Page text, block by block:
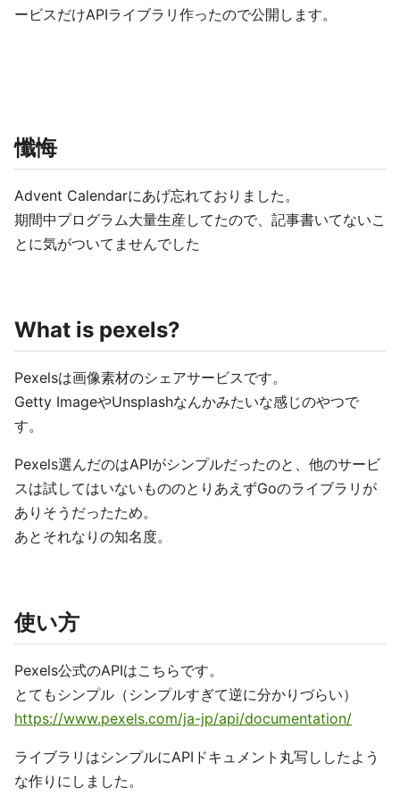
ービスだけAPIライブラリ作ったので公開します。
懺悔
Advent Calendarにあげ忘れておりました。
期間中プログラム大量生産してたので、記事書いてないこ
とに気がついてませんでした
What is pexels?
Pexelsは画像素材のシェアサービスです。
Getty ImageやUnsplashなんかみたいな感じのやつで
す。
Pexels選んだのはAPIがシンプルだったのと、他のサービ
スは試してはいないもののとりあえずGoのライブラリが
ありそうだったため。
あとそれなりの知名度。
使い方
Pexels公式のAPIはこちらです。
とてもシンプル（シンプルすぎて逆に分かりづらい）
https://www.pexels.com/ja-jp/api/documentation/
ライブラリはシンプルにAPIドキュメント丸写ししたよう
な作りにしました。